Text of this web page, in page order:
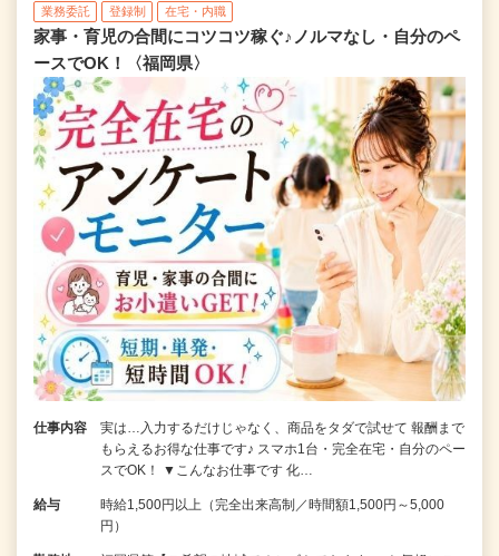
業務委託 登録制 在宅・内職
家事・育児の合間にコツコツ稼ぐ♪ノルマなし・自分のペ
ースでOK！〈福岡県〉
仕事内容
実は…入力するだけじゃなく、商品をタダで試せて 報酬まで
もらえるお得な仕事です♪ スマホ1台・完全在宅・自分のペー
スでOK！ ▼こんなお仕事です 化…
給与
時給1,500円以上（完全出来高制／時間額1,500円～5,000
円）